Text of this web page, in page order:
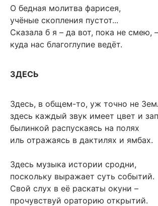
О бедная молитва фарисея,
учёные скопления пустот...
Сказала б я – да вот, пока не смею, –
куда нас благоглупие ведёт.
ЗДЕСЬ
Здесь, в общем-то, уж точно не
здесь каждый звук имеет цвет и
былинкой распускаясь на полях
иль отражаясь в дактилях и ямбах.
Здесь музыка истории сродни,
поскольку выражает суть событий.
Свой слух в её раскаты окуни –
прочувствуй ораторию открытий.